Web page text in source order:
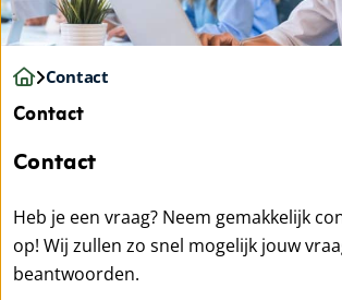
Contact
Contact
Contact
Heb je een vraag? Neem gemakkelijk
op! Wij zullen zo snel mogelijk jouw
beantwoorden.